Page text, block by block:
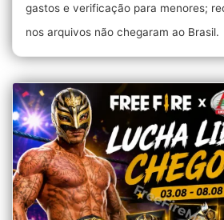
gastos e verificação para menores;
nos arquivos não chegaram ao Brasil.